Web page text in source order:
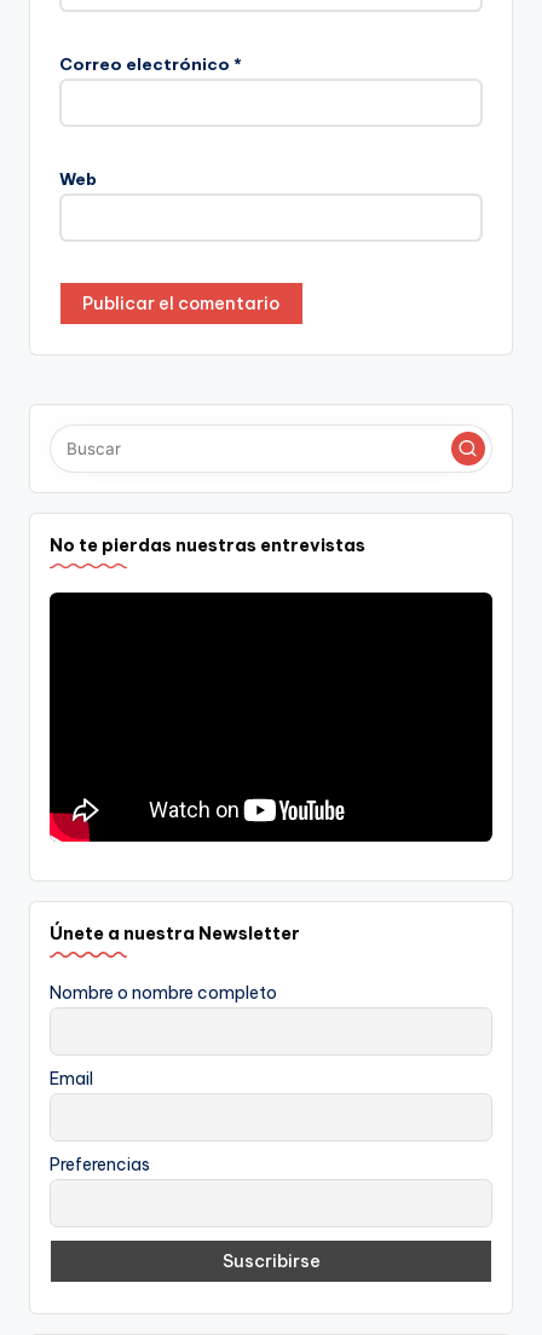
Correo electrónico *
Web
No te pierdas nuestras entrevistas
Únete a nuestra Newsletter
Nombre o nombre completo
Email
Preferencias